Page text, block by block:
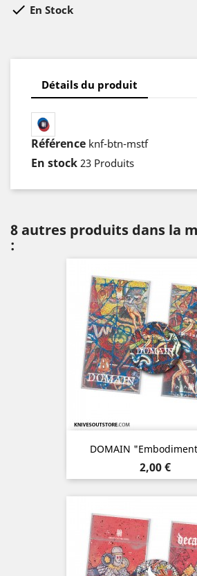
 En Stock
Détails du produit
Référence knf-btn-mstf
En stock 23 Produits
8 autres produits dans la
:
DOMAIN
Prix
2,00 €